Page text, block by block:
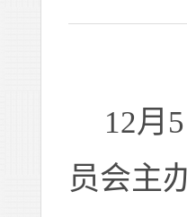
12月
员会主